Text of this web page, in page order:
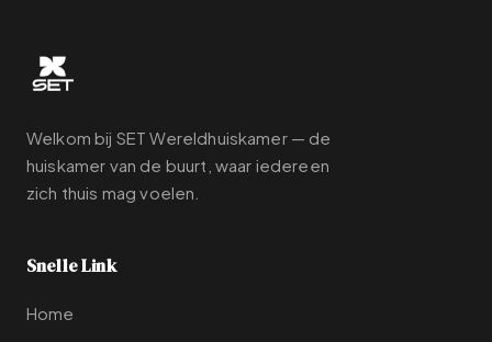
Welkom bij SET Wereldhuiskamer — de
huiskamer van de buurt, waar iedereen
zich thuis mag voelen.
Snelle Link
Home